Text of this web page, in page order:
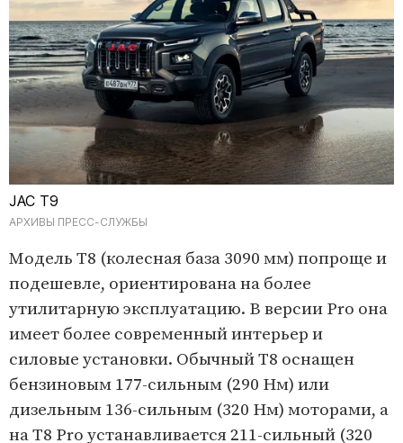
JAC T9
АРХИВЫ ПРЕСС-СЛУЖБЫ
Модель T8 (колесная база 3090 мм) попроще и
подешевле, ориентирована на более
утилитарную эксплуатацию. В версии Pro она
имеет более современный интерьер и
силовые установки. Обычный T8 оснащен
бензиновым 177-сильным (290 Нм) или
дизельным 136-сильным (320 Нм) моторами, а
на T8 Pro устанавливается 211-сильный (320